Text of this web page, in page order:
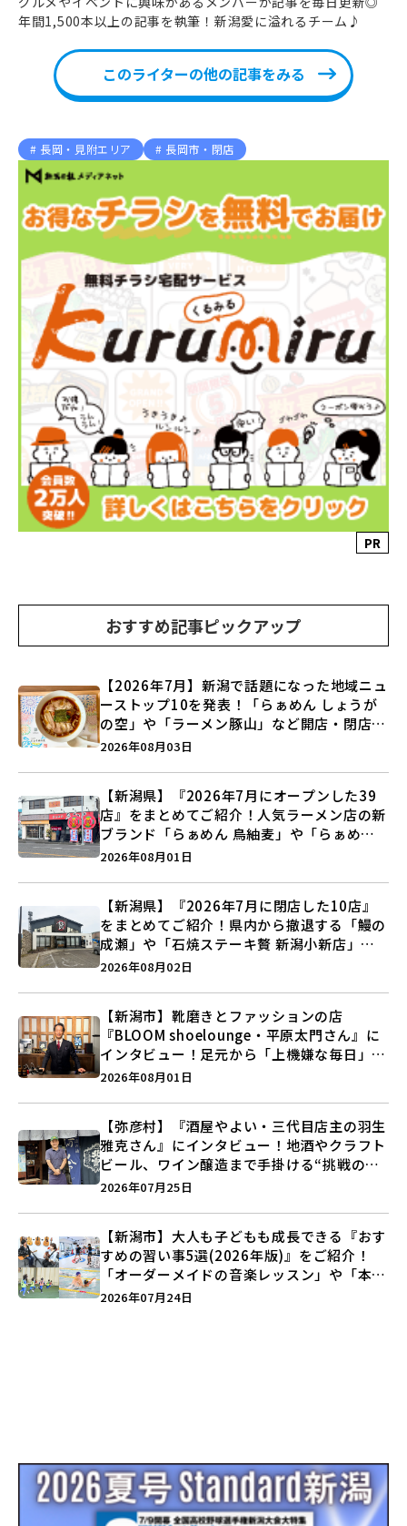
年間1,500本以上の記事を執筆！新潟愛に溢れるチーム♪
このライターの他の記事をみる
長岡・見附エリア 長岡市・閉店
PR
おすすめ記事ピックアップ
【2026年7月】新潟で話題になった地域ニュ
ーストップ10を発表！「らぁめん しょうが
の空」や「ラーメン豚山」など開店・閉店の
注目記事をランキングでご紹介♪
2026年08月03日
【新潟県】『2026年7月にオープンした39
店』をまとめてご紹介！人気ラーメン店の新
ブランド「らぁめん 鳥紬麦」や「らぁめん
しょうがの空」など盛りだくさん♪
2026年08月01日
【新潟県】『2026年7月に閉店した10店』
をまとめてご紹介！県内から撤退する「鰻の
成瀬」や「石焼ステーキ贅 新潟小新店」が
営業に幕…。
2026年08月02日
【新潟市】靴磨きとファッションの店
『BLOOM shoelounge・平原太門さん』に
インタビュー！足元から「上機嫌な毎日」を
つくる装いの提案とは？
2026年08月01日
【弥彦村】『酒屋やよい・三代目店主の羽生
雅克さん』にインタビュー！地酒やクラフト
ビール、ワイン醸造まで手掛ける“挑戦の歴
史”に迫る♪
2026年07月25日
【新潟市】大人も子どもも成長できる『おす
すめの習い事5選(2026年版)』をご紹介！
「オーダーメイドの音楽レッスン」や「本格
キックボクシング」で新しい自分を見つけよ
2026年07月24日